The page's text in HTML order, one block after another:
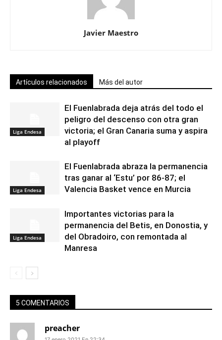
Javier Maestro
Artículos relacionados Más del autor
Liga Endesa
El Fuenlabrada deja atrás del todo el
peligro del descenso con otra gran
victoria; el Gran Canaria suma y aspira
al playoff
Liga Endesa
El Fuenlabrada abraza la permanencia
tras ganar al ‘Estu’ por 86-87; el
Valencia Basket vence en Murcia
Liga Endesa
Importantes victorias para la
permanencia del Betis, en Donostia, y
del Obradoiro, con remontada al
Manresa
5 COMENTARIOS
preacher